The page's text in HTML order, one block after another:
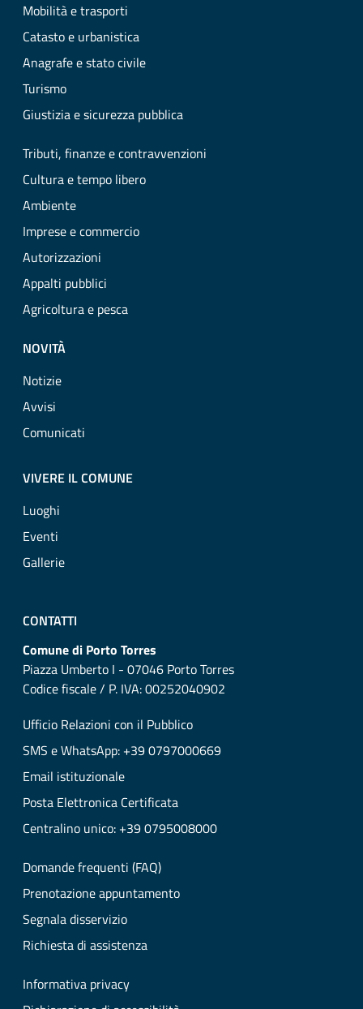
Mobilità e trasporti
Catasto e urbanistica
Anagrafe e stato civile
Turismo
Giustizia e sicurezza pubblica
Tributi, finanze e contravvenzioni
Cultura e tempo libero
Ambiente
Imprese e commercio
Autorizzazioni
Appalti pubblici
Agricoltura e pesca
NOVITÀ
Notizie
Avvisi
Comunicati
VIVERE IL COMUNE
Luoghi
Eventi
Gallerie
CONTATTI
Comune di Porto Torres
Piazza Umberto I - 07046 Porto Torres
Codice fiscale / P. IVA: 00252040902
Ufficio Relazioni con il Pubblico
SMS e WhatsApp: +39 0797000669
Email istituzionale
Posta Elettronica Certificata
Centralino unico: +39 0795008000
Domande frequenti (FAQ)
Prenotazione appuntamento
Segnala disservizio
Richiesta di assistenza
Informativa privacy